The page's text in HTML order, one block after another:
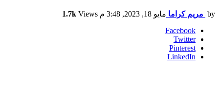
by مريم كراما مايو 18, 2023, 3:48 م 1.7k Views
Facebook
Twitter
Pinterest
LinkedIn